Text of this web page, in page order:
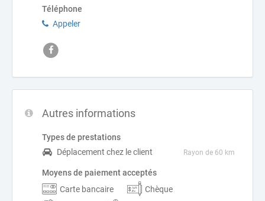
Téléphone
Appeler
Autres informations
Types de prestations
Déplacement chez le client
Rayon de 60 km
Moyens de paiement acceptés
Carte bancaire
Chèque